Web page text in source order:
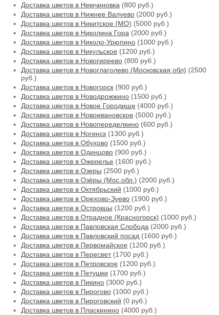
Доставка цветов в Немчиновка (800 руб.)
Доставка цветов в Нижнее Валуево (2000 руб.)
Доставка цветов в Никитское (МО) (5000 руб.)
Доставка цветов в Николина Гора (2000 руб.)
Доставка цветов в Николо-Урюпино (1000 руб.)
Доставка цветов в Никульское (1200 руб.)
Доставка цветов в Новогиреево (800 руб.)
Доставка цветов в Новоглаголево (Московская обл) (2500
руб.)
Доставка цветов в Новогорск (900 руб.)
Доставка цветов в Новодрожжино (1500 руб.)
Доставка цветов в Новое Городище (4000 руб.)
Доставка цветов в Новоивановское (5000 руб.)
Доставка цветов в Новопеределкино (600 руб.)
Доставка цветов в Ногинск (1300 руб.)
Доставка цветов в Обухово (1500 руб.)
Доставка цветов в Одинцово (900 руб.)
Доставка цветов в Ожерелье (1600 руб.)
Доставка цветов в Озеры (2500 руб.)
Доставка цветов в Озёры (Мос.обл.) (2000 руб.)
Доставка цветов в Октябрьский (1000 руб.)
Доставка цветов в Орехово-Зуево (1900 руб.)
Доставка цветов в Островцы (1200 руб.)
Доставка цветов в Отрадное (Красногорск) (1000 руб.)
Доставка цветов в Павловская Слобода (2000 руб.)
Доставка цветов в Павловский посад (1600 руб.)
Доставка цветов в Первомайское (1200 руб.)
Доставка цветов в Пересвет(1700 руб.)
Доставка цветов в Петровское (1200 руб.)
Доставка цветов в Петушки (1700 руб.)
Доставка цветов в Пикино (3000 руб.)
Доставка цветов в Пирогово (1000 руб.)
Доставка цветов в Пироговский (0 руб.)
Доставка цветов в Пласкинино (4000 руб.)